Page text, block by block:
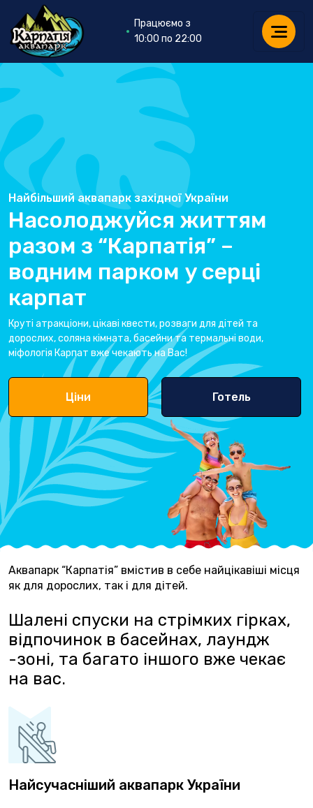
Працюємо з
10:00 по 22:00
Найбільший аквапарк західної України
Насолоджуйся життям
разом з “Карпатія” –
водним парком у серці
карпат
Круті атракціони, цікаві квести, розваги для дітей та
дорослих, соляна кімната, басейни та термальні води,
міфологія Карпат вже чекають на Вас!
Ціни Готель
Аквапарк “Карпатія” вмістив в себе найцікавіші місця
як для дорослих, так і для дітей.
Шалені спуски на стрімких гірках,
відпочинок в басейнах, лаундж
-зоні, та багато іншого вже чекає
на вас.
Найсучасніший аквапарк України